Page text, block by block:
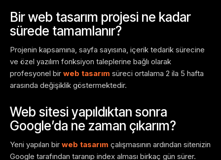
Bir web tasarım projesi ne kadar
sürede tamamlanır?
Projenin kapsamına, sayfa sayısına, içerik tedarik sürecine
ve özel yazılım fonksiyon taleplerine bağlı olarak
profesyonel bir web tasarım süreci ortalama 2 ila 5 hafta
arasında değişiklik göstermektedir.
Web sitesi yapıldıktan sonra
Google’da ne zaman çıkarım?
Yeni yapılan bir web tasarım çalışmasının ardından sitenizin
Google tarafından taranıp index alması birkaç gün sürer.